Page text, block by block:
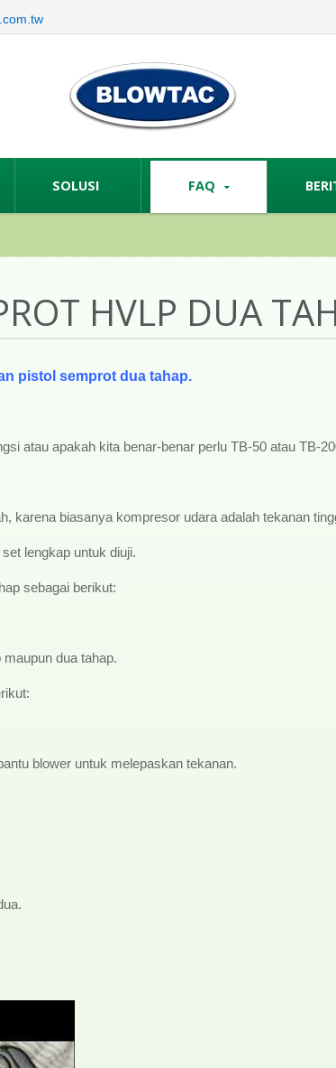
SOLUSI FAQ
HVLP DUA
pistol semprot dua tahap.
atau apakah kita benar-benar perlu TB-50 atau TB-
karena biasanya kompresor udara adalah tekanan
lengkap untuk diuji.
sebagai berikut:
dua tahap.
blower untuk melepaskan tekanan.